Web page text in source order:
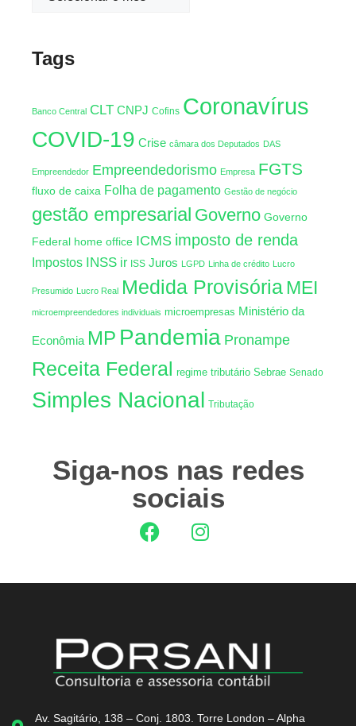
Tags
Banco Central CLT CNPJ Cofins Coronavírus
COVID-19 Crise câmara dos Deputados DAS
Empreendedor Empreendedorismo Empresa FGTS
fluxo de caixa Folha de pagamento Gestão de negócio
gestão empresarial Governo Governo
Federal home office ICMS imposto de renda
Impostos INSS ir ISS Juros LGPD Linha de crédito Lucro
Presumido Lucro Real Medida ProvisóriaMEI
microempreendedores individuais microempresas Ministério da
Econômia MP Pandemia Pronampe
Receita Federal regime tributário Sebrae Senado
Simples Nacional Tributação
Siga-nos nas redes
sociais
Av. Sagitário, 138 – Conj. 1803. Torre London – Alpha